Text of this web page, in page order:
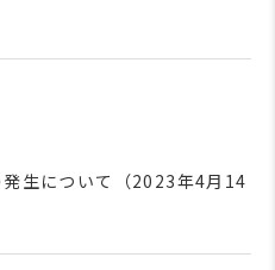
生について（2023年4月14